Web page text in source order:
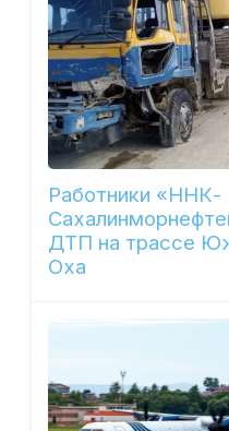
Работники «ННК-
ДТП на трассе
Оха